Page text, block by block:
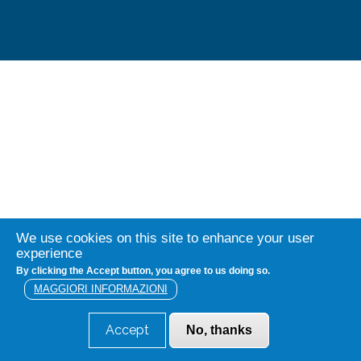
We use cookies on this site to enhance your user
experience
By clicking the Accept button, you agree to us doing so.
MAGGIORI INFORMAZIONI
Accept No, thanks